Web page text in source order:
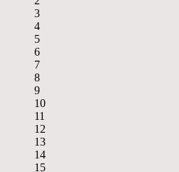
3
4
5
6
7
8
9
10
11
12
13
14
15